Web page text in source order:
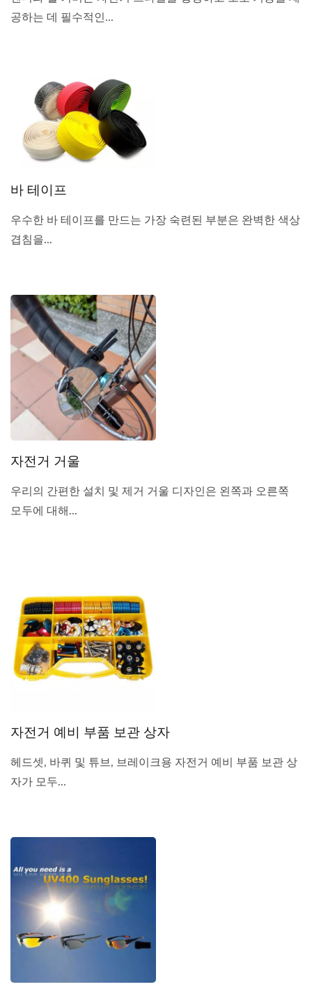
공하는 데 필수적인...
바 테이프
우수한 바 테이프를 만드는 가장 숙련된 부분은 완벽한 색상
겹침을...
자전거 거울
우리의 간편한 설치 및 제거 거울 디자인은 왼쪽과 오른쪽
모두에 대해...
자전거 예비 부품 보관 상자
헤드셋, 바퀴 및 튜브, 브레이크용 자전거 예비 부품 보관 상
자가 모두...